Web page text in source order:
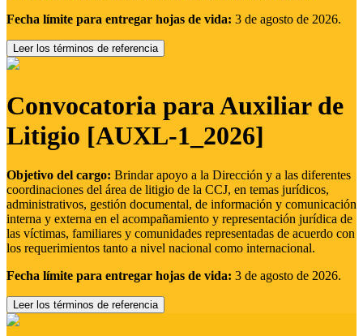
Fecha límite para entregar hojas de vida: 3 de agosto de 2026.
Leer los términos de referencia
Convocatoria para Auxiliar de
Litigio [AUXL-1_2026]
Objetivo del cargo: Brindar apoyo a la Dirección y a las diferentes
coordinaciones del área de litigio de la CCJ, en temas jurídicos,
administrativos, gestión documental, de información y comunicación
interna y externa en el acompañamiento y representación jurídica de
las víctimas, familiares y comunidades representadas de acuerdo con
los requerimientos tanto a nivel nacional como internacional.
Fecha límite para entregar hojas de vida: 3 de agosto de 2026.
Leer los términos de referencia